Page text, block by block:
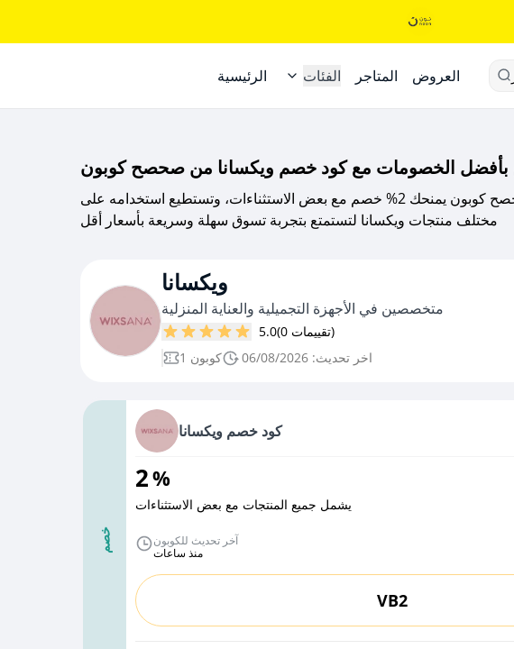
الرئيسية الفئات المتاجر العروض
بأفضل الخصومات مع كود خصم ويكسانا من صحصح كوبون
كود خصم ويكسانا من صحصح كوبون يمنحك 2% خصم مع بعض الاستثناءات، وتستطيع استخدامه على
مختلف منتجات ويكسانا لتستمتع بتجربة تسوق سهلة وسريعة بأسعار أقل
ويكسانا
متخصصين في الأجهزة التجميلية والعناية المنزلية
5.0
(0 تقييمات)
1 كوبون
اخر تحديث: 06/08/2026
خصم
كود خصم ويكسانا
2%
يشمل جميع المنتجات مع بعض الاستثناءات
آخر تحديث للكوبون
منذ ساعات
VB2